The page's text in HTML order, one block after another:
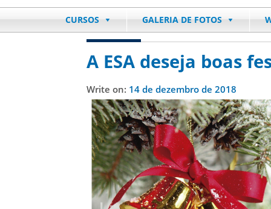
CURSOS GALERIA DE FOTOS
A ESA deseja boas
Write on: 14 de dezembro de 2018